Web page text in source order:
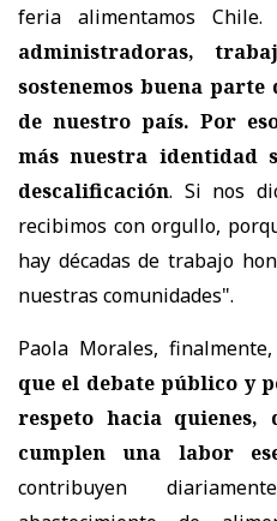
feria alimentamos Chile.
administradoras,
sostenemos buena
de nuestro país. Por
más nuestra identidad
descalificación. Si nos
recibimos con orgullo,
hay décadas de trabajo
nuestras comunidades".
Paola Morales, finalmente,
que el debate público y
respeto hacia quienes,
cumplen una labor
contribuyen